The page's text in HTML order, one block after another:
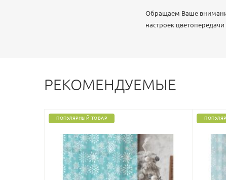
Обращаем Ваше
настроек
РЕКОМЕНДУЕМЫЕ
ПОПУЛЯРНЫЙ ТОВАР